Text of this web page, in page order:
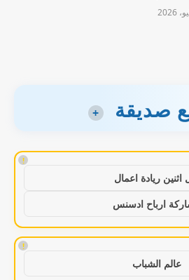
صديقة +
!
اثنين ريادة اعمال
ارباح ادسنس
!
عالم الشباب